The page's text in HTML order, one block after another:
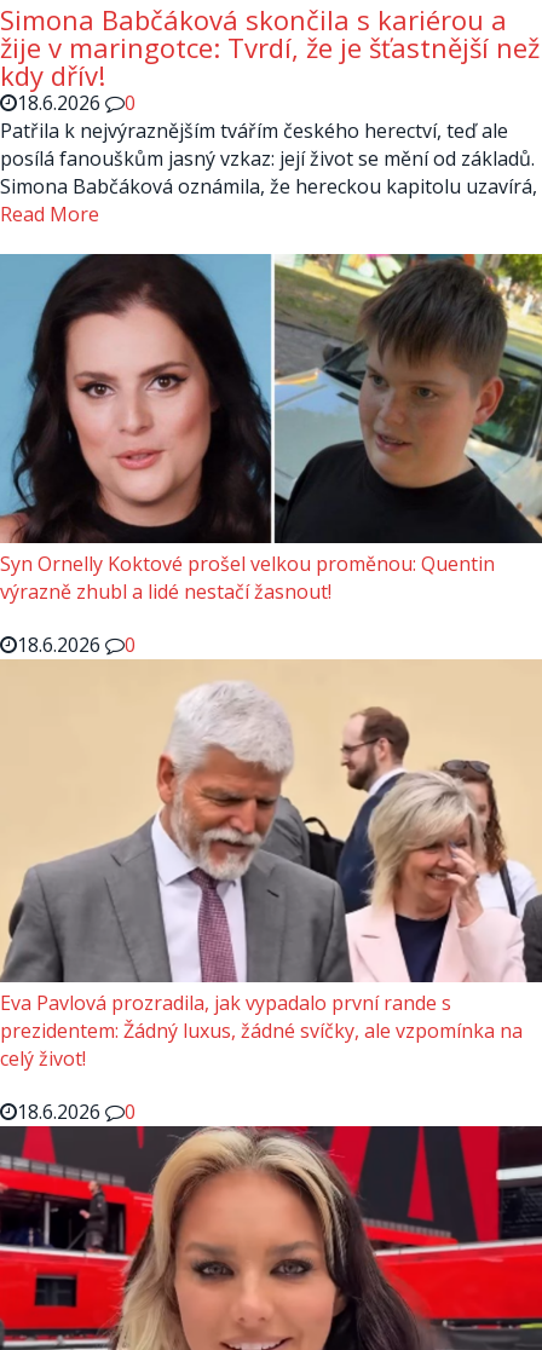
Simona Babčáková skončila s kariérou a
žije v maringotce: Tvrdí, že je šťastnější než
kdy dřív!
18.6.2026
0
Patřila k nejvýraznějším tvářím českého herectví, teď ale
posílá fanouškům jasný vzkaz: její život se mění od základů.
Simona Babčáková oznámila, že hereckou kapitolu uzavírá,
Read More
Syn Ornelly Koktové prošel velkou proměnou: Quentin
výrazně zhubl a lidé nestačí žasnout!
18.6.2026
0
Eva Pavlová prozradila, jak vypadalo první rande s
prezidentem: Žádný luxus, žádné svíčky, ale vzpomínka na
celý život!
18.6.2026
0